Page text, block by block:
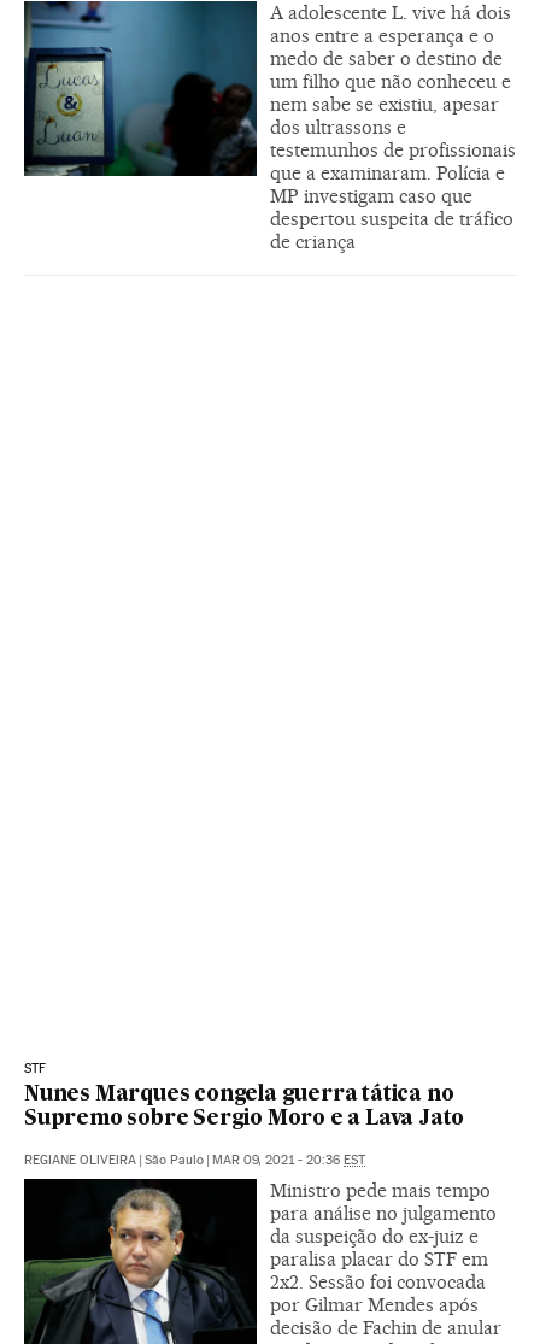
A adolescente L. vive há dois
anos entre a esperança e o
medo de saber o destino de
um filho que não conheceu e
nem sabe se existiu, apesar
dos ultrassons e
testemunhos de profissionais
que a examinaram. Polícia e
MP investigam caso que
despertou suspeita de tráfico
de criança
STF
Nunes Marques congela guerra tática no
Supremo sobre Sergio Moro e a Lava Jato
REGIANE OLIVEIRA São Paulo MAR 09, 2021 - 20:36 EST
Ministro pede mais tempo
para análise no julgamento
da suspeição do ex-juiz e
paralisa placar do STF em
2x2. Sessão foi convocada
por Gilmar Mendes após
decisão de Fachin de anular